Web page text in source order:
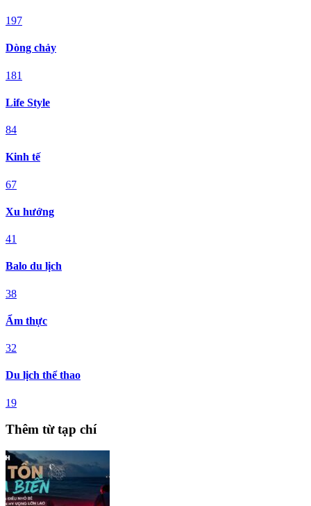
197
Dòng chảy
181
Life Style
84
Kinh tế
67
Xu hướng
41
Balo du lịch
38
Ẩm thực
32
Du lịch thể thao
19
Thêm từ tạp chí